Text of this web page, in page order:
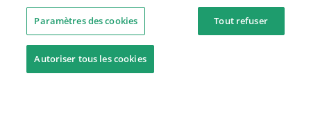
Paramètres des cookies Tout refuser
Autoriser tous les cookies